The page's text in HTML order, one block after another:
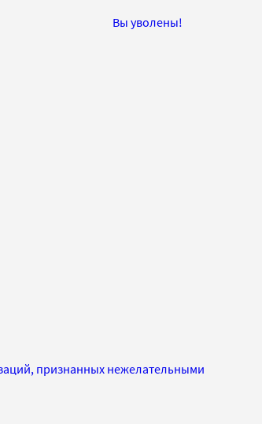
Вы уволены!
признанных нежелательными